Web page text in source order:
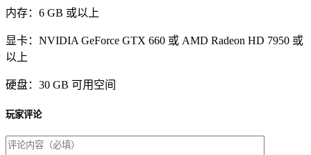
内存：6 GB 或以上
显卡：NVIDIA GeForce GTX 660 或 AMD Radeon HD 7950 或
以上
硬盘：30 GB 可用空间
玩家评论